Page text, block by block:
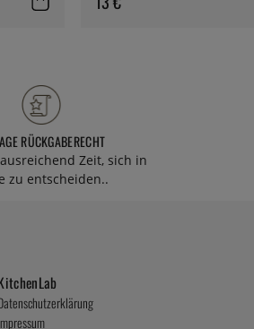
RÜCKGABERECHT
Zeit, sich in
zu entscheiden..